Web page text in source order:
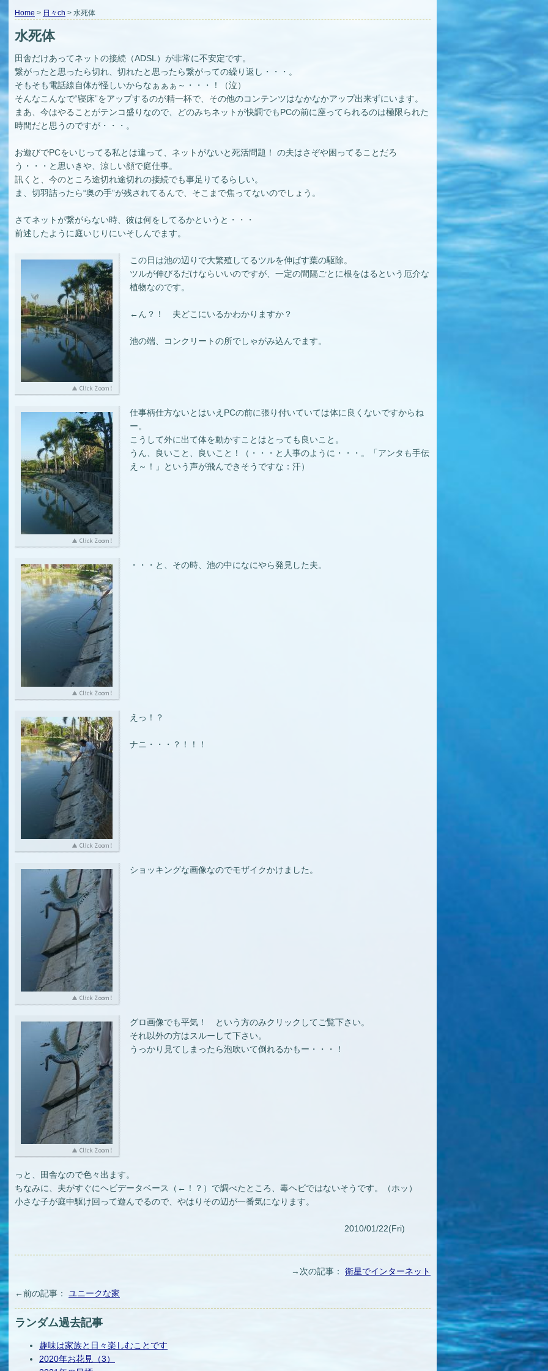
Home > 日々ch > 水死体
水死体
田舎だけあってネットの接続（ADSL）が非常に不安定です。
繋がったと思ったら切れ、切れたと思ったら繋がっての繰り返し・・・。
そもそも電話線自体が怪しいからなぁぁぁ～・・・！（泣）
そんなこんなで“寝床”をアップするのが精一杯で、その他のコンテンツはなかなかアップ出来ずにいます。
まあ、今はやることがテンコ盛りなので、どのみちネットが快調でもPCの前に座ってられるのは極限られた
時間だと思うのですが・・・。
お遊びでPCをいじってる私とは違って、ネットがないと死活問題！ の夫はさぞや困ってることだろ
う・・・と思いきや、涼しい顔で庭仕事。
訊くと、今のところ途切れ途切れの接続でも事足りてるらしい。
ま、切羽詰ったら“奥の手”が残されてるんで、そこまで焦ってないのでしょう。
さてネットが繋がらない時、彼は何をしてるかというと・・・
前述したように庭いじりにいそしんでます。
この日は池の辺りで大繁殖してるツルを伸ばす葉の駆除。
ツルが伸びるだけならいいのですが、一定の間隔ごとに根をはるという厄介な
植物なのです。
←ん？！ 夫どこにいるかわかりますか？
池の端、コンクリートの所でしゃがみ込んでます。
仕事柄仕方ないとはいえPCの前に張り付いていては体に良くないですからね
ー。
こうして外に出て体を動かすことはとっても良いこと。
うん、良いこと、良いこと！（・・・と人事のように・・・。「アンタも手伝
え～！」という声が飛んできそうですな：汗）
・・・と、その時、池の中になにやら発見した夫。
えっ！？
ナニ・・・？！！！
ショッキングな画像なのでモザイクかけました。
グロ画像でも平気！ という方のみクリックしてご覧下さい。
それ以外の方はスルーして下さい。
うっかり見てしまったら泡吹いて倒れるかもー・・・！
っと、田舎なので色々出ます。
ちなみに、夫がすぐにヘビデータベース（←！？）で調べたところ、毒ヘビではないそうです。（ホッ）
小さな子が庭中駆け回って遊んでるので、やはりその辺が一番気になります。
2010/01/22(Fri)
→次の記事： 衛星でインターネット
←前の記事： ユニークな家
ランダム過去記事
趣味は家族と日々楽しむことです
2020年お花見（3）